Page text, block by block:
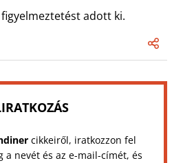
adott ki.
cikkeiről, iratkozzon fel
a nevét és az e-mail-címét, és